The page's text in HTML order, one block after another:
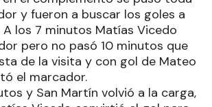
y fueron a buscar los goles a
los 7 minutos Matías Vicedo
pero no pasó 10 minutos que
de la visita y con gol de Mateo
el marcador.
y San Martín volvió a la carga,